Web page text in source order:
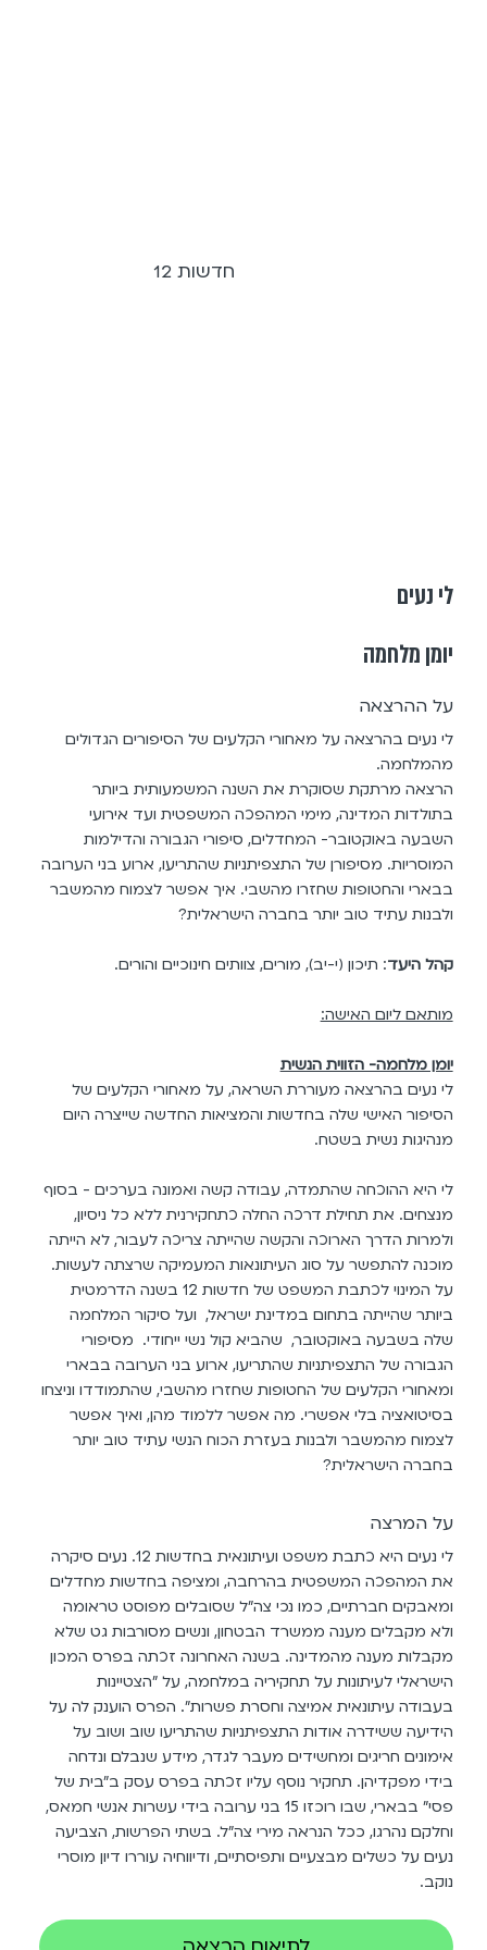
על ההרצאה
לי נעים בהרצאה על מאחורי הקלעים של הסיפורים הגדולים
מהמלחמה.
הרצאה מרתקת שסוקרת את השנה המשמעותית ביותר
בתולדות המדינה, מימי המהפכה המשפטית ועד אירועי
השבעה באוקטובר- המחדלים, סיפורי הגבורה והדילמות
המוסריות. מסיפורן של התצפיתניות שהתריעו, ארוע בני הערובה
בבארי והחטופות שחזרו מהשבי. איך אפשר לצמוח מהמשבר
ולבנות עתיד טוב יותר בחברה הישראלית?
קהל היעד: תיכון (י-יב), מורים, צוותים חינוכיים והורים.
מותאם ליום האישה:
יומן מלחמה- הזווית הנשית
לי נעים בהרצאה מעוררת השראה, על מאחורי הקלעים של
הסיפור האישי שלה בחדשות והמציאות החדשה שייצרה היום
מנהיגות נשית בשטח.
לי היא ההוכחה שהתמדה, עבודה קשה ואמונה בערכים - בסוף
מנצחים. את תחילת דרכה החלה כתחקירנית ללא כל ניסיון,
ולמרות הדרך הארוכה והקשה שהייתה צריכה לעבור, לא הייתה
מוכנה להתפשר על סוג העיתונאות המעמיקה שרצתה לעשות.
על המינוי לכתבת המשפט של חדשות 12 בשנה הדרמטית
ביותר שהייתה בתחום במדינת ישראל, ועל סיקור המלחמה
שלה בשבעה באוקטובר, שהביא קול נשי ייחודי. מסיפורי
הגבורה של התצפיתניות שהתריעו, ארוע בני הערובה בבארי
ומאחורי הקלעים של החטופות שחזרו מהשבי, שהתמודדו וניצחו
בסיטואציה בלי אפשרי. מה אפשר ללמוד מהן, ואיך אפשר
לצמוח מהמשבר ולבנות בעזרת הכוח הנשי עתיד טוב יותר
בחברה הישראלית?
על המרצה
לי נעים היא כתבת משפט ועיתונאית בחדשות 12. נעים סיקרה
את המהפכה המשפטית בהרחבה, ומציפה בחדשות מחדלים
ומאבקים חברתיים, כמו נכי צה"ל שסובלים מפוסט טראומה
ולא מקבלים מענה ממשרד הבטחון, ונשים מסורבות גט שלא
מקבלות מענה מהמדינה. בשנה האחרונה זכתה בפרס המכון
הישראלי לעיתונות על תחקיריה במלחמה, על "הצטיינות
בעבודה עיתונאית אמיצה וחסרת פשרות". הפרס הוענק לה על
הידיעה ששידרה אודות התצפיתניות שהתריעו שוב ושוב על
אימונים חריגים ומחשידים מעבר לגדר, מידע שנבלם ונדחה
בידי מפקדיהן. תחקיר נוסף עליו זכתה בפרס עסק ב"בית של
פסי" בבארי, שבו רוכזו 15 בני ערובה בידי עשרות אנשי חמאס,
וחלקם נהרגו, ככל הנראה מירי צה"ל. בשתי הפרשות, הצביעה
נעים על כשלים מבצעיים ותפיסתיים, ודיווחיה עוררו דיון מוסרי
נוקב.
לי נעים
יומן מלחמה
חדשות 12